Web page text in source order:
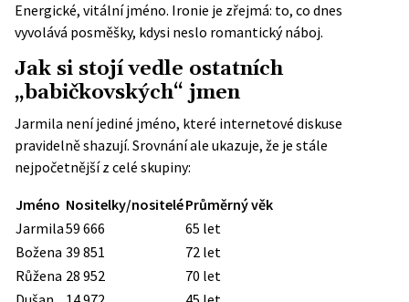
Energické, vitální jméno. Ironie je zřejmá: to, co dnes
vyvolává posměšky, kdysi neslo romantický náboj.
Jak si stojí vedle ostatních
„babičkovských“ jmen
Jarmila není jediné jméno, které internetové diskuse
pravidelně shazují. Srovnání ale ukazuje, že je stále
nejpočetnější z celé skupiny:
Jméno Nositelky/nositeléPrůměrný věk
Jarmila59 666
65 let
Božena 39 851
72 let
Růžena 28 952
70 let